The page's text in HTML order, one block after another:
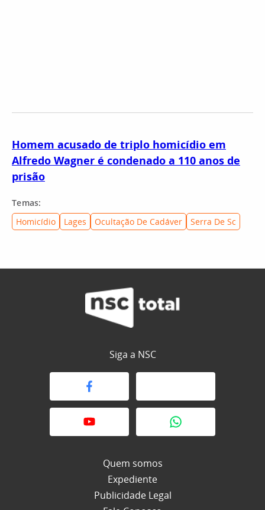
Homem acusado de triplo homicídio em
Alfredo Wagner é condenado a 110 anos de
prisão
Temas:
Homicídio
Lages Ocultação De Cadáver Serra De Sc
Siga a NSC
Quem somos
Expediente
Publicidade Legal